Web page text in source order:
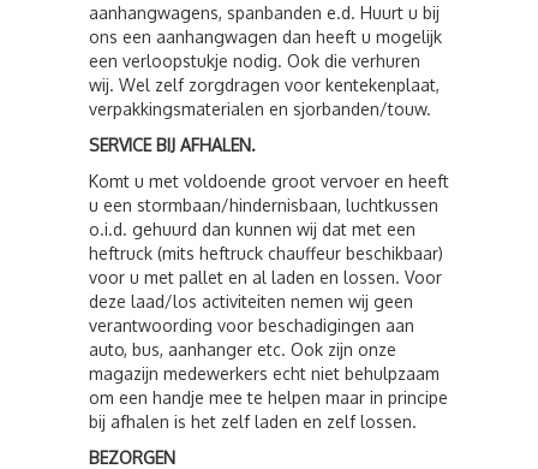
aanhangwagens, spanbanden e.d. Huurt u bij
ons een aanhangwagen dan heeft u mogelijk
een verloopstukje nodig. Ook die verhuren
wij. Wel zelf zorgdragen voor kentekenplaat,
verpakkingsmaterialen en sjorbanden/touw.
SERVICE BIJ AFHALEN.
Komt u met voldoende groot vervoer en heeft
u een stormbaan/hindernisbaan, luchtkussen
o.i.d. gehuurd dan kunnen wij dat met een
heftruck (mits heftruck chauffeur beschikbaar)
voor u met pallet en al laden en lossen. Voor
deze laad/los activiteiten nemen wij geen
verantwoording voor beschadigingen aan
auto, bus, aanhanger etc. Ook zijn onze
magazijn medewerkers echt niet behulpzaam
om een handje mee te helpen maar in principe
bij afhalen is het zelf laden en zelf lossen.
BEZORGEN